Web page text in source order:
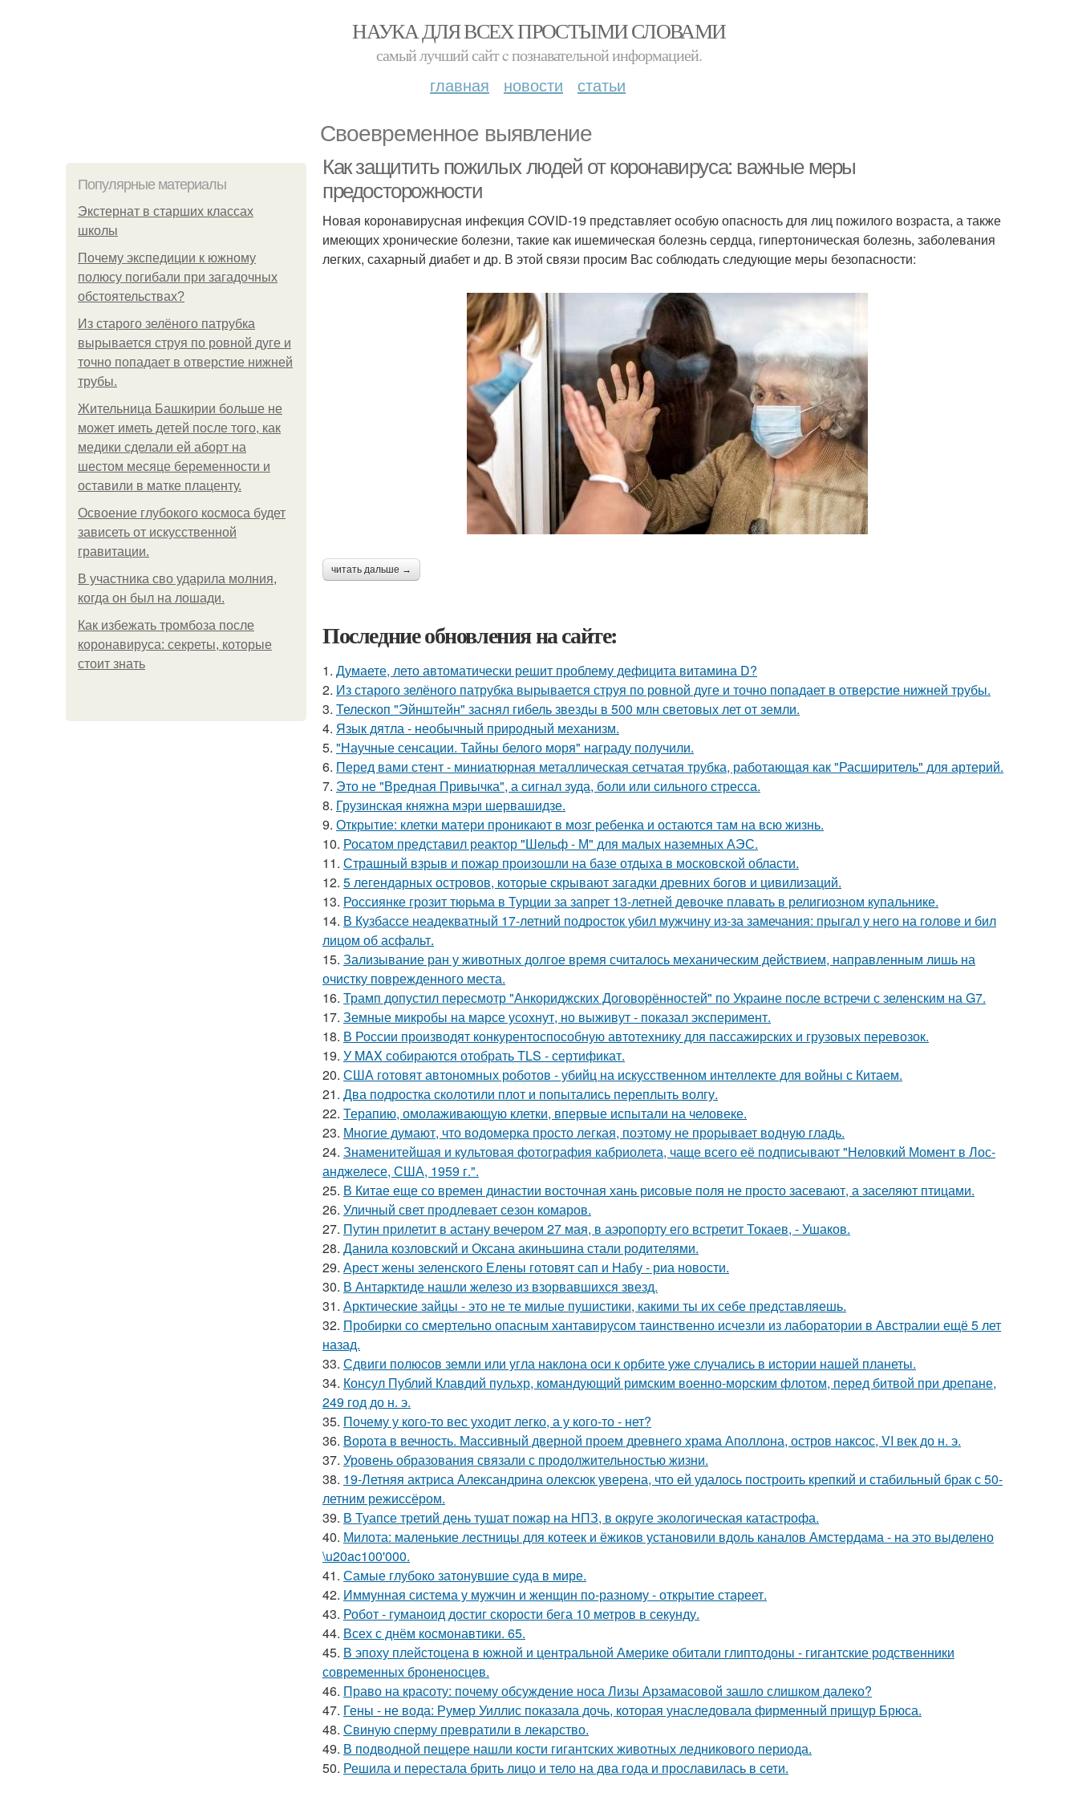
НАУКА ДЛЯ ВСЕХ ПРОСТЫМИ СЛОВАМИ
самый лучший сайт c познавательной информацией.
главная новости статьи
Своевременное выявление
Популярные материалы
Экстернат в старших классах
школы
Почему экспедиции к южному
полюсу погибали при загадочных
обстоятельствах?
Из старого зелёного патрубка
вырывается струя по ровной дуге и
точно попадает в отверстие нижней
трубы.
Жительница Башкирии больше не
может иметь детей после того, как
медики сделали ей аборт на
шестом месяце беременности и
оставили в матке плаценту.
Освоение глубокого космоса будет
зависеть от искусственной
гравитации.
В участника сво ударила молния,
когда он был на лошади.
Как избежать тромбоза после
коронавируса: секреты, которые
стоит знать
Как защитить пожилых людей от коронавируса: важные меры
предосторожности
Новая коронавирусная инфекция COVID-19 представляет особую опасность для лиц пожилого возраста, а также
имеющих хронические болезни, такие как ишемическая болезнь сердца, гипертоническая болезнь, заболевания
легких, сахарный диабет и др. В этой связи просим Вас соблюдать следующие меры безопасности:
читать дальше →
Последние обновления на сайте:
1. Думаете, лето автоматически решит проблему дефицита витамина D?
2. Из старого зелёного патрубка вырывается струя по ровной дуге и точно попадает в отверстие нижней трубы.
3. Телескоп "Эйнштейн" заснял гибель звезды в 500 млн световых лет от земли.
4. Язык дятла - необычный природный механизм.
5. "Научные сенсации. Тайны белого моря" награду получили.
6. Перед вами стент - миниатюрная металлическая сетчатая трубка, работающая как "Расширитель" для артерий.
7. Это не "Вредная Привычка", а сигнал зуда, боли или сильного стресса.
8. Грузинская княжна мэри шервашидзе.
9. Открытие: клетки матери проникают в мозг ребенка и остаются там на всю жизнь.
10. Росатом представил реактор "Шельф - М" для малых наземных АЭС.
11. Страшный взрыв и пожар произошли на базе отдыха в московской области.
12. 5 легендарных островов, которые скрывают загадки древних богов и цивилизаций.
13. Россиянке грозит тюрьма в Турции за запрет 13-летней девочке плавать в религиозном купальнике.
14. В Кузбассе неадекватный 17-летний подросток убил мужчину из-за замечания: прыгал у него на голове и бил
лицом об асфальт.
15. Зализывание ран у животных долгое время считалось механическим действием, направленным лишь на
очистку поврежденного места.
16. Трамп допустил пересмотр "Анкориджских Договорённостей" по Украине после встречи с зеленским на G7.
17. Земные микробы на марсе усохнут, но выживут - показал эксперимент.
18. В России производят конкурентоспособную автотехнику для пассажирских и грузовых перевозок.
19. У MAX собираются отобрать TLS - сертификат.
20. США готовят автономных роботов - убийц на искусственном интеллекте для войны с Китаем.
21. Два подростка сколотили плот и попытались переплыть волгу.
22. Терапию, омолаживающую клетки, впервые испытали на человеке.
23. Многие думают, что водомерка просто легкая, поэтому не прорывает водную гладь.
24. Знаменитейшая и культовая фотография кабриолета, чаще всего её подписывают "Неловкий Момент в Лос-
анджелесе, США, 1959 г.".
25. В Китае еще со времен династии восточная хань рисовые поля не просто засевают, а заселяют птицами.
26. Уличный свет продлевает сезон комаров.
27. Путин прилетит в астану вечером 27 мая, в аэропорту его встретит Токаев, - Ушаков.
28. Данила козловский и Оксана акиньшина стали родителями.
29. Арест жены зеленского Елены готовят сап и Набу - риа новости.
30. В Антарктиде нашли железо из взорвавшихся звезд.
31. Арктические зайцы - это не те милые пушистики, какими ты их себе представляешь.
32. Пробирки со смертельно опасным хантавирусом таинственно исчезли из лаборатории в Австралии ещё 5 лет
назад.
33. Сдвиги полюсов земли или угла наклона оси к орбите уже случались в истории нашей планеты.
34. Консул Публий Клавдий пульхр, командующий римским военно-морским флотом, перед битвой при дрепане,
249 год до н. э.
35. Почему у кого-то вес уходит легко, а у кого-то - нет?
36. Ворота в вечность. Массивный дверной проем древнего храма Аполлона, остров наксос, VI век до н. э.
37. Уровень образования связали с продолжительностью жизни.
38. 19-Летняя актриса Александрина олексюк уверена, что ей удалось построить крепкий и стабильный брак с 50-
летним режиссёром.
39. В Туапсе третий день тушат пожар на НПЗ, в округе экологическая катастрофа.
40. Милота: маленькие лестницы для котеек и ёжиков установили вдоль каналов Амстердама - на это выделено
\u20ac100'000.
41. Самые глубоко затонувшие суда в мире.
42. Иммунная система у мужчин и женщин по-разному - открытие стареет.
43. Робот - гуманоид достиг скорости бега 10 метров в секунду.
44. Всех с днём космонавтики. 65.
45. В эпоху плейстоцена в южной и центральной Америке обитали глиптодоны - гигантские родственники
современных броненосцев.
46. Право на красоту: почему обсуждение носа Лизы Арзамасовой зашло слишком далеко?
47. Гены - не вода: Румер Уиллис показала дочь, которая унаследовала фирменный прищур Брюса.
48. Свиную сперму превратили в лекарство.
49. В подводной пещере нашли кости гигантских животных ледникового периода.
50. Решила и перестала брить лицо и тело на два года и прославилась в сети.